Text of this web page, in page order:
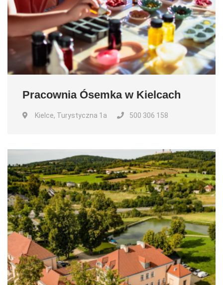
Pracownia Ósemka w Kielcach
Kielce, Turystyczna 1a 500 306 158